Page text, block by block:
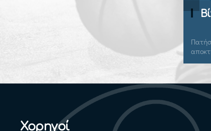
Πατήστε εδώ για να συνδεθείτε και να
αποκτήσετε πρόσβαση.
Χορηγοί